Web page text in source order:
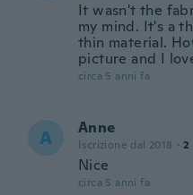
It wasn't the
my mind. It's a
thin material.
picture and I
circa 5 anni fa
A Anne
Iscrizione dal 2018 · 2
Nice
circa 5 anni fa